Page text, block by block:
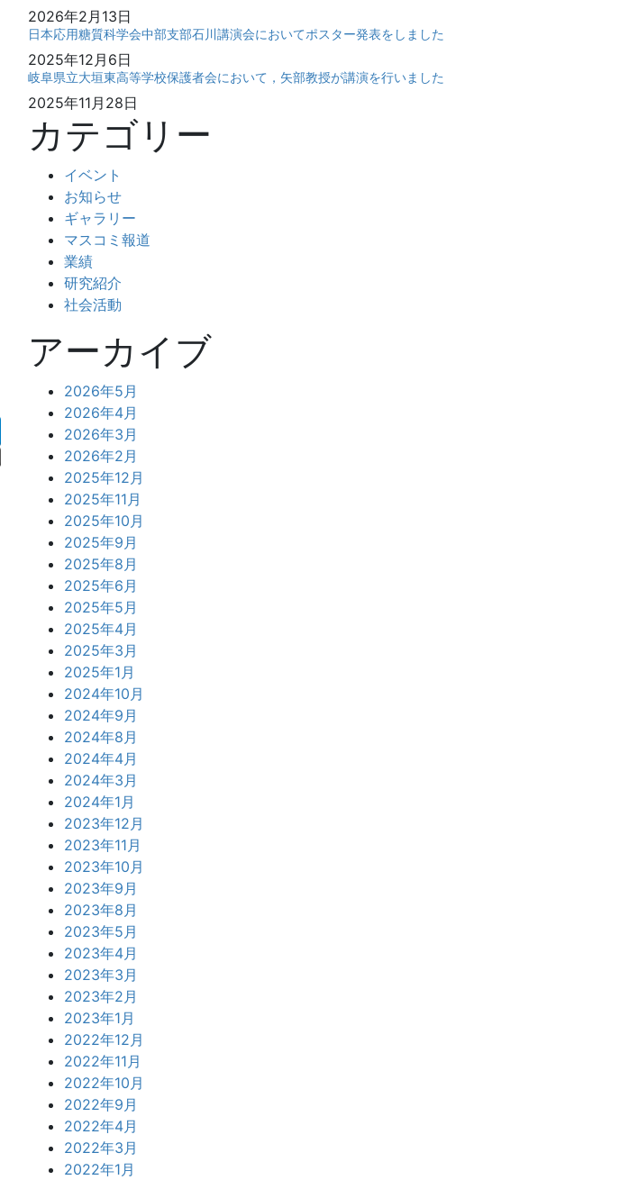
2026年2月13日
日本応用糖質科学会中部支部石川講演会においてポスター発表をしました
2025年12月6日
岐阜県立大垣東高等学校保護者会において，矢部教授が講演を行いました
2025年11月28日
カテゴリー
イベント
お知らせ
ギャラリー
マスコミ報道
業績
研究紹介
社会活動
アーカイブ
2026年5月
2026年4月
2026年3月
2026年2月
2025年12月
2025年11月
2025年10月
2025年9月
2025年8月
2025年6月
2025年5月
2025年4月
2025年3月
2025年1月
2024年10月
2024年9月
2024年8月
2024年4月
2024年3月
2024年1月
2023年12月
2023年11月
2023年10月
2023年9月
2023年8月
2023年5月
2023年4月
2023年3月
2023年2月
2023年1月
2022年12月
2022年11月
2022年10月
2022年9月
2022年4月
2022年3月
2022年1月